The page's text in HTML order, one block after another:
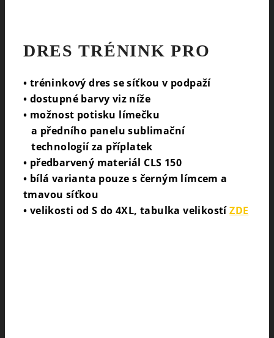
DRES TRÉNINK PRO
• tréninkový dres se síťkou v podpaží
• dostupné barvy viz níže
• možnost potisku límečku
a předního panelu sublimační
technologií za příplatek
• předbarvený materiál CLS 150
• bílá varianta pouze s černým límcem a
tmavou síťkou
• velikosti od S do 4XL, tabulka velikostíZDE